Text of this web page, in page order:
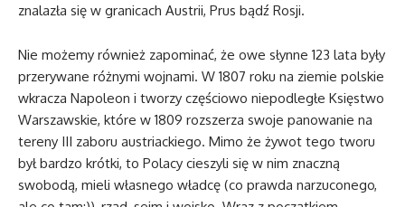
znalazła się w granicach Austrii, Prus bądź Rosji.
Nie możemy również zapominać, że owe słynne 123 lata były
przerywane różnymi wojnami. W 1807 roku na ziemie polskie
wkracza Napoleon i tworzy częściowo niepodległe Księstwo
Warszawskie, które w 1809 rozszerza swoje panowanie na
tereny III zaboru austriackiego. Mimo że żywot tego tworu
był bardzo krótki, to Polacy cieszyli się w nim znaczną
swobodą, mieli własnego władcę (co prawda narzuconego,